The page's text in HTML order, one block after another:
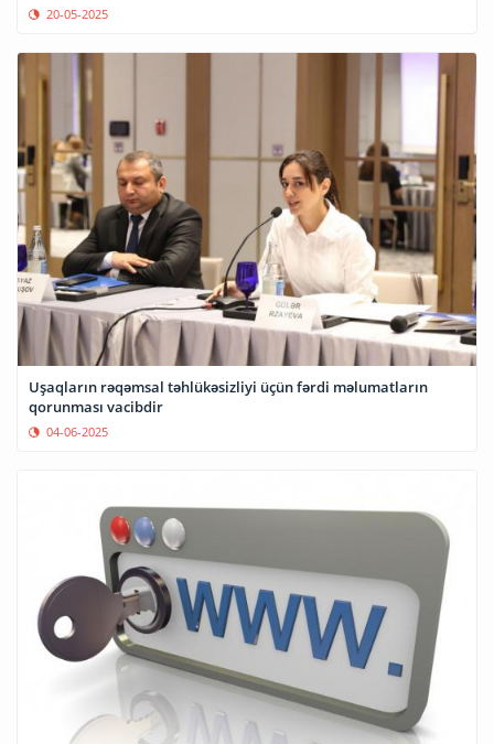
20-05-2025
Uşaqların rəqəmsal təhlükəsizliyi üçün fərdi məlumatların
qorunması vacibdir
04-06-2025